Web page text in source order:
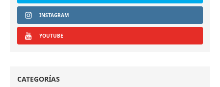
INSTAGRAM
YOUTUBE
CATEGORÍAS